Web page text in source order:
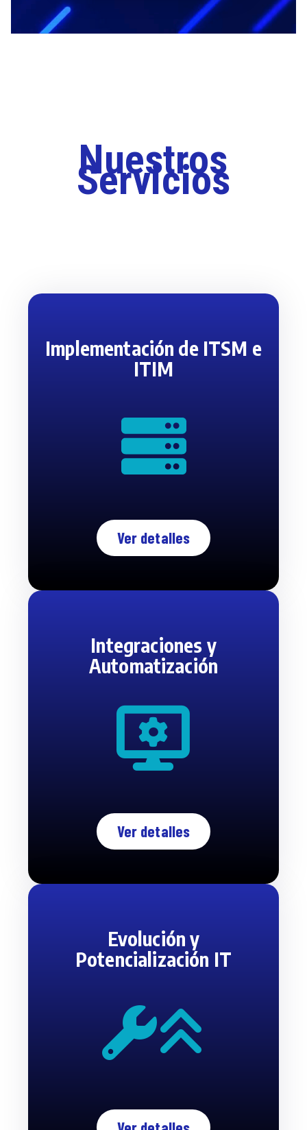
Nuestros
Servicios
Implementación de ITSM e
ITIM
Ver detalles
Integraciones y
Automatización
Ver detalles
Evolución y
Potencialización IT